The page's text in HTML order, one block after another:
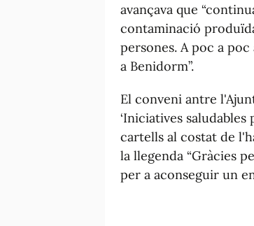
avançava que
contaminació
persones. A poc a
a Benidorm”.
El conveni antre
‘Iniciatives
cartells al costat de
la llegenda “Gràcies
per a aconseguir un